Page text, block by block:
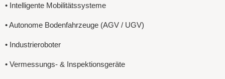
• Intelligente Mobilitätssysteme
• Autonome Bodenfahrzeuge (AGV / UGV)
• Industrieroboter
• Vermessungs- & Inspektionsgeräte